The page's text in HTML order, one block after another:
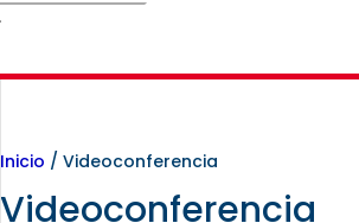
Inicio / Videoconferencia
Videoconferencia